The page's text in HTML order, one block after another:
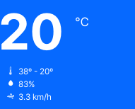
20 ℃
38º - 20º
83%
3.3 km/h